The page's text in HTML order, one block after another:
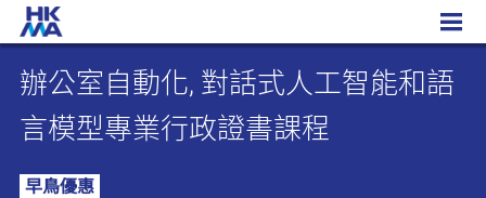
辦公室自動化, 對話式人工智能和語言模型專業行政證書課程
辦公室自動化, 對話式人工智能和語
言模型專業行政證書課程
早鳥優惠